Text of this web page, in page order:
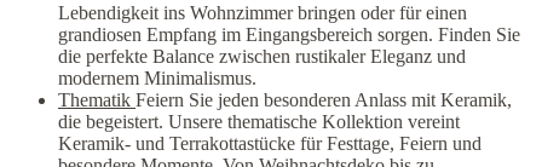
Lebendigkeit ins Wohnzimmer bringen oder für einen
grandiosen Empfang im Eingangsbereich sorgen. Finden Sie
die perfekte Balance zwischen rustikaler Eleganz und
modernem Minimalismus.
Thematik Feiern Sie jeden besonderen Anlass mit Keramik,
die begeistert. Unsere thematische Kollektion vereint
Keramik- und Terrakottastücke für Festtage, Feiern und